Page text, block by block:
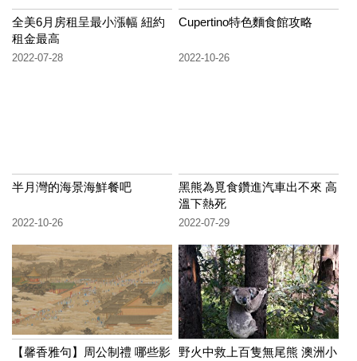
全美6月房租呈最小漲幅 紐約
租金最高
2022-07-28
Cupertino特色麵食館攻略
2022-10-26
半月灣的海景海鮮餐吧
2022-10-26
黑熊為覓食鑽進汽車出不來 高
溫下熱死
2022-07-29
【馨香雅句】周公制禮 哪些影 野火中救上百隻無尾熊 澳洲小